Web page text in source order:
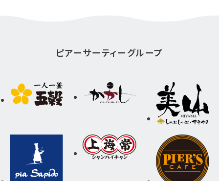
ピアーサーティーグループ